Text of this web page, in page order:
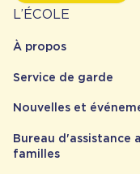
À
propos
L’ÉCOLE
À propos
Service de garde
Nouvelles et
Bureau d'assistance
familles